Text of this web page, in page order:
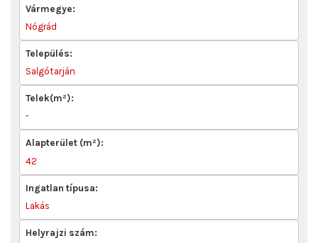
Vármegye:
Nógrád
Település:
Salgótarján
Telek(m²):
-
Alapterület (m²):
42
Ingatlan típusa:
Lakás
Helyrajzi szám: